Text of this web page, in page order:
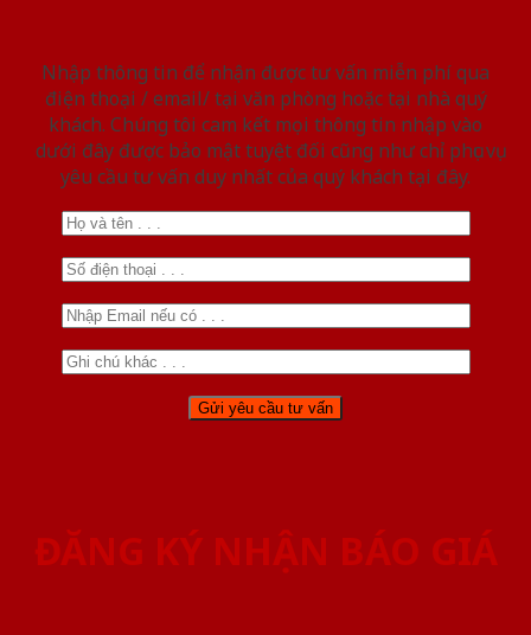
Nhập thông tin để nhận được tư vấn miễn phí qua
điện thoại / email/ tại văn phòng hoặc tại nhà quý
khách. Chúng tôi cam kết mọi thông tin nhập vào
dưới đây được bảo mật tuyệt đối cũng như chỉ phục vụ
yêu cầu tư vấn duy nhất của quý khách tại đây.
ĐĂNG KÝ NHẬN BÁO GIÁ